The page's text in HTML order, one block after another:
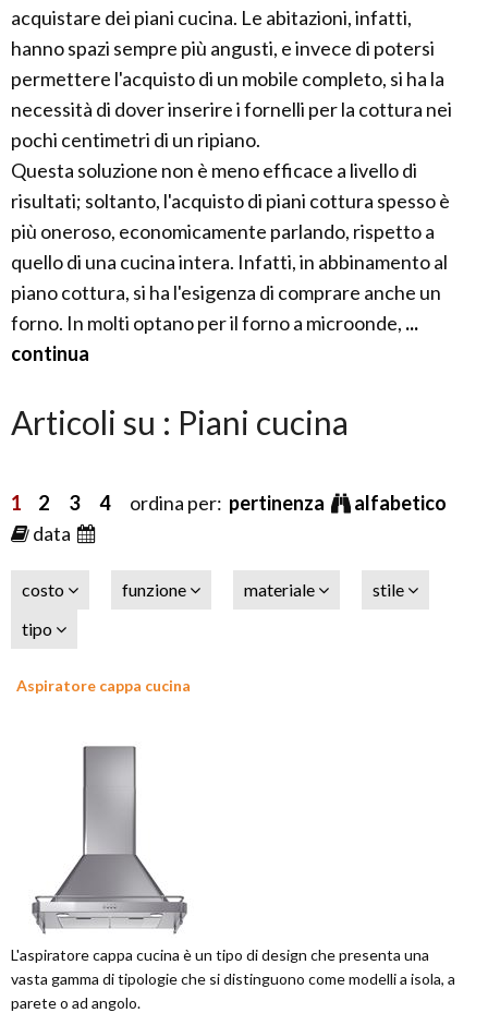
acquistare dei piani cucina. Le abitazioni, infatti,
hanno spazi sempre più angusti, e invece di potersi
permettere l'acquisto di un mobile completo, si ha la
necessità di dover inserire i fornelli per la cottura nei
pochi centimetri di un ripiano.
Questa soluzione non è meno efficace a livello di
risultati; soltanto, l'acquisto di piani cottura spesso è
più oneroso, economicamente parlando, rispetto a
quello di una cucina intera. Infatti, in abbinamento al
piano cottura, si ha l'esigenza di comprare anche un
forno. In molti optano per il forno a microonde, ...
continua
Articoli su : Piani cucina
1 2 3 4ordina per: pertinenza
alfabetico
data
costo funzione materiale
stile
tipo
Aspiratore cappa cucina
L'aspiratore cappa cucina è un tipo di design che presenta una
vasta gamma di tipologie che si distinguono come modelli a isola, a
parete o ad angolo.